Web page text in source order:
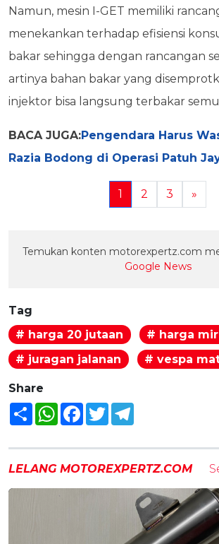
Namun, mesin I-GET memiliki
menekankan terhadap efisiensi
bakar sehingga dengan rancangan
artinya bahan bakar yang
injektor bisa langsung terbakar
BACA JUGA:Pengendara Harus
Razia Bodong di Operasi Patuh
1 2 3 »
Temukan konten motorexpertz.com
Google News
Tag
# harga 20 jutaan
# harga
# juragan jalanan
# vespa
Share
Share WhatsAppFacebook
Twitter
LELANG MOTOREXPERTZ.COM